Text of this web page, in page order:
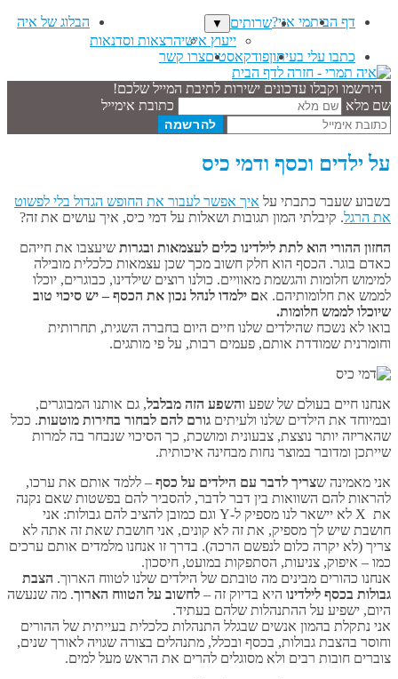
דף הביתמי אני?שרותים ▼
ייעוץ אישיהרצאות וסדנאות
הבלוג של איה
כתבו עלי בעיתוןפודקאסטיםצרו קשר
הירשמו וקבלו עדכונים ישירות לתיבת המייל שלכם!
שם מלא
כתובת אימייל
על ילדים וכסף ודמי כיס
בשבוע שעבר כתבתי על איך אפשר לעבור את החופש הגדול בלי לפשוט
את הרגל. קיבלתי המון תגובות ושאלות על דמי כיס, איך עושים את זה?
החזון ההורי הוא לתת לילדינו כלים לעצמאות ובגרות שיעצבו את חייהם
כאדם בוגר. הכסף הוא חלק חשוב מכך שכן עצמאות כלכלית מובילה
למימוש חלומות והגשמת מאוויים. כולנו רוצים שילדינו, כבוגרים, יוכלו
לממש את חלומותיהם. אם ילמדו לנהל נכון את הכסף – יש סיכוי טוב
שיוכלו לממש חלומות.
בואו לא נשכח שהילדים שלנו חיים היום בחברה השגית, תחרותית
וחומרנית שמודדת אותם, פעמים רבות, על פי מותגים.
אנחנו חיים בעולם של שפע והשפע הזה מבלבל, גם אותנו המבוגרים,
ובמיוחד את הילדים שלנו ולעיתים גורם להם לבחור בחירות מוטעות. ככל
שהאריזה יותר נוצצת, צבעונית ומושכת, כך הסיכוי שנבחר בה למרות
שייתכן ומדובר במוצר נחות מבחינה איכותית.
אני מאמינה שצריך לדבר עם הילדים על כסף – ללמד אותם את ערכו,
להראות להם השוואות בין דבר לדבר, להסביר להם בפשטות שאם נקנה
את X לא יישאר לנו מספיק ל-Y וגם כמובן להציב להם גבולות: אני
חושבת שיש לך מספיק, את זה לא קונים, אני חושבת שאת זה אתה לא
צריך (לא יקרה כלום לנפשם הרכה). בדרך זו אנחנו מלמדים אותם ערכים
כמו – איפוק, צניעות, הסתפקות במועט, חיסכון.
אנחנו כהורים מבינים מה טובתם של הילדים שלנו לטווח הארוך. הצבת
גבולות בכסף לילדינו היא בדיוק זה – לחשוב על הטווח הארוך. מה שנעשה
היום, ישפיע על ההתנהלות שלהם בעתיד.
אני נתקלת בהמון אנשים שבגלל התנהלות כלכלית בעייתית של ההורים
וחוסר בהצבת גבולות, בכסף ובכלל, מתנהלים בצורה שגויה לאורך שנים,
צוברים חובות רבים ולא מסוגלים להרים את הראש מעל למים.